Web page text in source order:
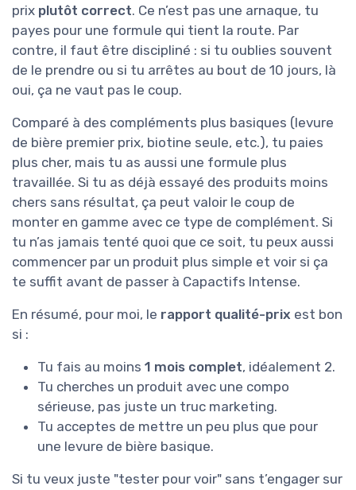
prix plutôt correct. Ce n’est pas une arnaque, tu
payes pour une formule qui tient la route. Par
contre, il faut être discipliné : si tu oublies souvent
de le prendre ou si tu arrêtes au bout de 10 jours, là
oui, ça ne vaut pas le coup.
Comparé à des compléments plus basiques (levure
de bière premier prix, biotine seule, etc.), tu paies
plus cher, mais tu as aussi une formule plus
travaillée. Si tu as déjà essayé des produits moins
chers sans résultat, ça peut valoir le coup de
monter en gamme avec ce type de complément. Si
tu n’as jamais tenté quoi que ce soit, tu peux aussi
commencer par un produit plus simple et voir si ça
te suffit avant de passer à Capactifs Intense.
En résumé, pour moi, le rapport qualité-prix est bon
si :
Tu fais au moins 1 mois complet, idéalement 2.
Tu cherches un produit avec une compo
sérieuse, pas juste un truc marketing.
Tu acceptes de mettre un peu plus que pour
une levure de bière basique.
Si tu veux juste "tester pour voir" sans t’engager sur